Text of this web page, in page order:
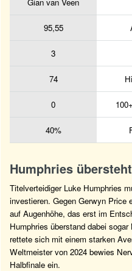
95,55
3
74
0
40%
Humphries
Titelverteidiger Luke Humphries
investieren. Gegen Gerwyn
auf Augenhöhe, das erst im
Humphries überstand dabei
rettete sich mit einem starken
Weltmeister von 2024 bewies
Halbfinale ein.